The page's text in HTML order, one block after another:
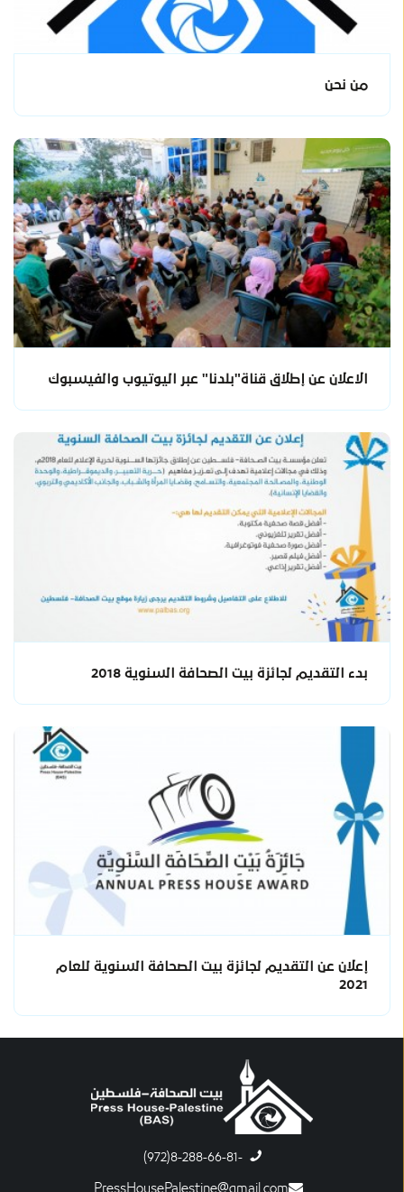
من نحن
الاعلان عن إطلاق قناة"بلدنا" عبر اليوتيوب والفيسبوك
بدء التقديم لجائزة بيت الصحافة السنوية 2018
إعلان عن التقديم لجائزة بيت الصحافة السنوية للعام
2021
-8-288-66-81(972)
PressHousePalestine@gmail.com